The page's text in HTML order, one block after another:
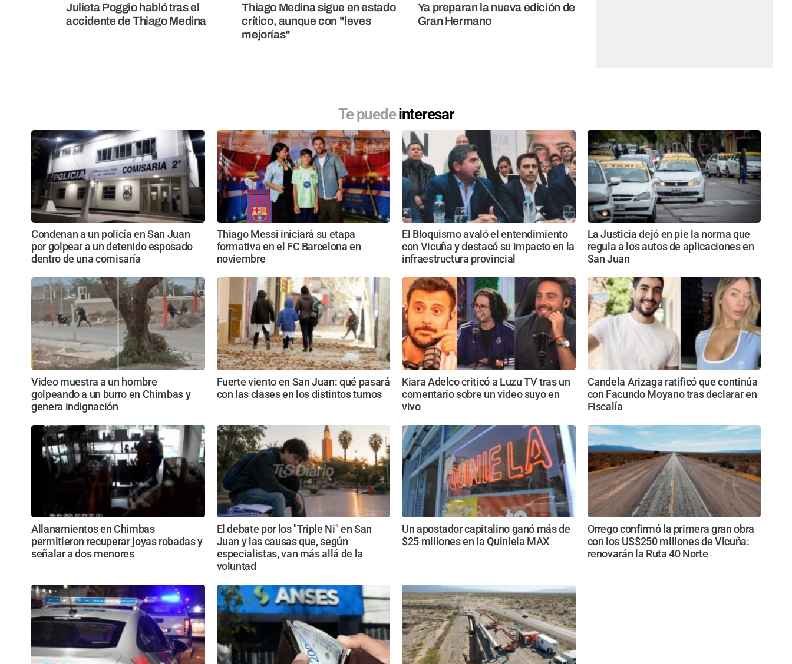
Julieta Poggio habló tras el
accidente de Thiago Medina
Thiago Medina sigue en estado
crítico, aunque con "leves
mejorías"
Ya preparan la nueva edición de
Gran Hermano
Te puedeinteresar
Condenan a un policía en San Juan
por golpear a un detenido esposado
dentro de una comisaría
Thiago Messi iniciará su etapa
formativa en el FC Barcelona en
noviembre
El Bloquismo avaló el entendimiento
con Vicuña y destacó su impacto en la
infraestructura provincial
La Justicia dejó en pie la norma que
regula a los autos de aplicaciones en
San Juan
Video muestra a un hombre
golpeando a un burro en Chimbas y
genera indignación
Fuerte viento en San Juan: qué pasará
con las clases en los distintos turnos
Kiara Adelco criticó a Luzu TV tras un
comentario sobre un video suyo en
vivo
Candela Arizaga ratificó que continúa
con Facundo Moyano tras declarar en
Fiscalía
Allanamientos en Chimbas
permitieron recuperar joyas robadas y
señalar a dos menores
El debate por los "Triple Ni" en San
Juan y las causas que, según
especialistas, van más allá de la
voluntad
Un apostador capitalino ganó más de
$25 millones en la Quiniela MAX
Orrego confirmó la primera gran obra
con los US$250 millones de Vicuña:
renovarán la Ruta 40 Norte